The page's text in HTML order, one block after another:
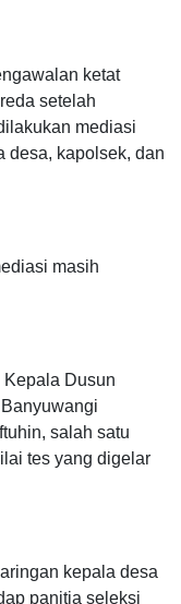
ketat
setelah
mediasi
desa, kapolsek, dan
masih
Dusun
salah satu
tes yang digelar
kepala desa
panitia seleksi